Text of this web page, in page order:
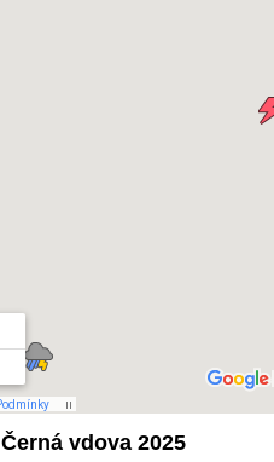
Černá vdova 2025